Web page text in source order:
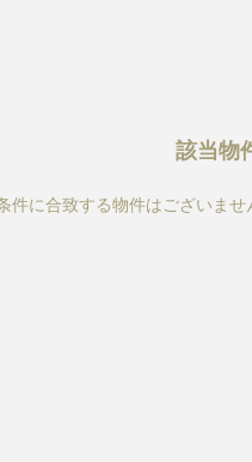
該当物
件に合致する物件はございま